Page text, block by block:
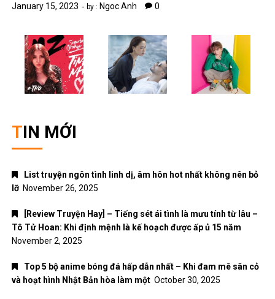
January 15, 2023
by : Ngoc Anh 0
TIN MỚI
List truyện ngôn tình linh dị, âm hôn hot nhất không nên bỏ
lỡ November 26, 2025
[Review Truyện Hay] – Tiếng sét ái tình là mưu tính từ lâu –
Tô Tử Hoan: Khi định mệnh là kế hoạch được ấp ủ 15 năm
November 2, 2025
Top 5 bộ anime bóng đá hấp dẫn nhất – Khi đam mê sân cỏ
và hoạt hình Nhật Bản hòa làm một October 30, 2025